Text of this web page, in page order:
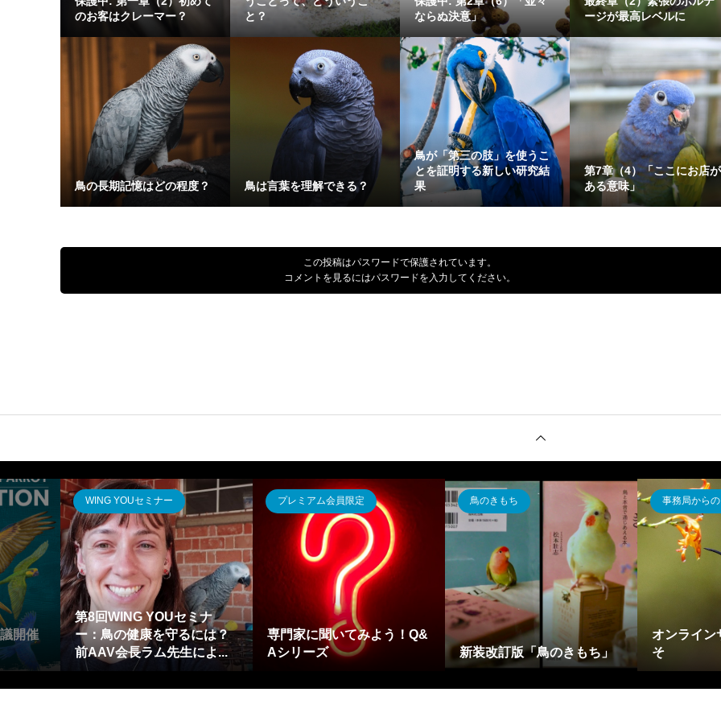
のお客はクレーマー？
と？
ならぬ決意」
ージが最高レベルに
鳥の長期記憶はどの程度？ 鳥は言葉を理解できる？
鳥が「第三の肢」を使うこ
とを証明する新しい研究結
果
第7章（4）「ここにお店が
ある意味」
この投稿はパスワードで保護されています。
コメントを見るにはパスワードを入力してください。
開催
WING YOUセミナー
第8回WING YOUセミナ
ー：鳥の健康を守るには？
前AAV会長ラム先生によ...
プレミアム会員限定
専門家に聞いてみよう！Q&
Aシリーズ
鳥のきもち
新装改訂版「鳥のきもち」
事務局から
オンライン
そ